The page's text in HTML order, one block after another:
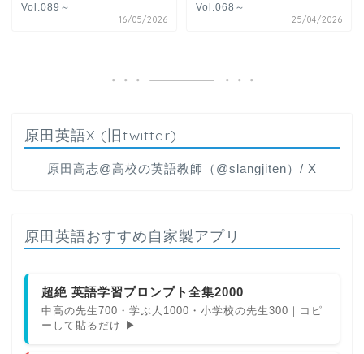
Vol.089～
16/05/2026
Vol.068～
25/04/2026
原田英語X (旧twitter)
原田高志@高校の英語教師（@slangjiten）/ X
原田英語おすすめ自家製アプリ
超絶 英語学習プロンプト全集2000
中高の先生700・学ぶ人1000・小学校の先生300｜コピ
ーして貼るだけ ▶